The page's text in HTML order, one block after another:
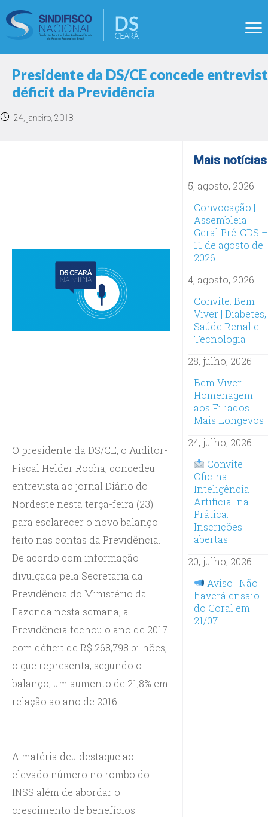
Presidente da DS/CE concede
déficit da Previdência
24, janeiro, 2018
O presidente da DS/CE, o Auditor-
Fiscal Helder Rocha, concedeu
entrevista ao jornal Diário do
Nordeste nesta terça-feira (23)
para esclarecer o novo balanço
feito nas contas da Previdência.
De acordo com informação
divulgada pela Secretaria da
Previdência do Ministério da
Fazenda nesta semana, a
Previdência fechou o ano de 2017
com déficit de R$ 268,798 bilhões,
o que representa, segundo o
balanço, um aumento de 21,8% em
relação ao ano de 2016.
A matéria deu destaque ao
elevado número no rombo do
INSS além de abordar o
crescimento de benefícios
Mais notícias
5, agosto, 2026
Convocação |
Assembleia
Geral Pré-CDS –
11 de agosto de
2026
4, agosto, 2026
Convite: Bem
Viver | Diabetes,
Saúde Renal e
Tecnologia
28, julho, 2026
Bem Viver |
Homenagem
aos Filiados
Mais Longevos
24, julho, 2026
Convite |
Oficina
Inteligência
Artificial na
Prática:
Inscrições
abertas
20, julho, 2026
Aviso | Não
haverá ensaio
do Coral em
21/07